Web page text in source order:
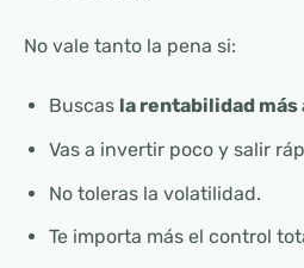
No vale tanto la pena si:
Buscas la rentabilidad más
Vas a invertir poco y salir
No toleras la volatilidad.
Te importa más el control